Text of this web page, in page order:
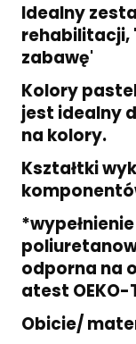
Idealny
rehabilitacji,
zabawę'
Kolory
jest idealny
na kolory.
Kształtki
odporna na
atest OEKO-
Obicie/